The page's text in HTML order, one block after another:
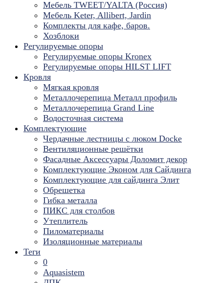
Мебель TWEET/YALTA (Россия)
Мебель Keter, Allibert, Jardin
Комплекты для кафе, баров.
Хозблоки
Регулируемые опоры
Регулируемые опоры Kronex
Регулируемые опоры HILST LIFT
Кровля
Мягкая кровля
Металлочерепица Металл профиль
Металлочерепица Grand Line
Водосточная система
Комплектующие
Чердачные лестницы с люком Docke
Вентиляционные решётки
Фасадные Аксессуары Доломит декор
Комплектующие Эконом для Сайдинга
Комплектующие для cайдинга Элит
Обрешетка
Гибка металла
ПИКС для столбов
Утеплитель
Пиломатериалы
Изоляционные материалы
Теги
0
Aquasistem